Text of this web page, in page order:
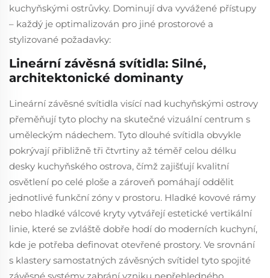
kuchyňskými ostrůvky. Dominují dva vyvážené přístupy
– každý je optimalizován pro jiné prostorové a
stylizované požadavky:
Lineární závěsná svítidla: Silné,
architektonické dominanty
Lineární závěsné svítidla visící nad kuchyňskými ostrovy
přeměňují tyto plochy na skutečné vizuální centrum s
uměleckým nádechem. Tyto dlouhé svítidla obvykle
pokrývají přibližně tři čtvrtiny až téměř celou délku
desky kuchyňského ostrova, čímž zajišťují kvalitní
osvětlení po celé ploše a zároveň pomáhají oddělit
jednotlivé funkční zóny v prostoru. Hladké kovové rámy
nebo hladké válcové kryty vytvářejí estetické vertikální
linie, které se zvláště dobře hodí do moderních kuchyní,
kde je potřeba definovat otevřené prostory. Ve srovnání
s klastery samostatných závěsných svítidel tyto spojité